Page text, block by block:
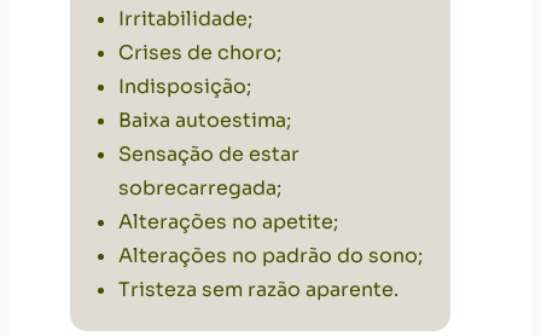
Irritabilidade;
Crises de choro;
Indisposição;
Baixa autoestima;
Sensação de estar
sobrecarregada;
Alterações no apetite;
Alterações no padrão do sono;
Tristeza sem razão aparente.